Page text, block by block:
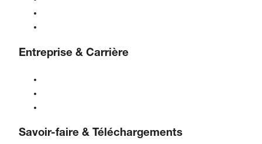
Entreprise & Carrière
Savoir-faire & Téléchargements